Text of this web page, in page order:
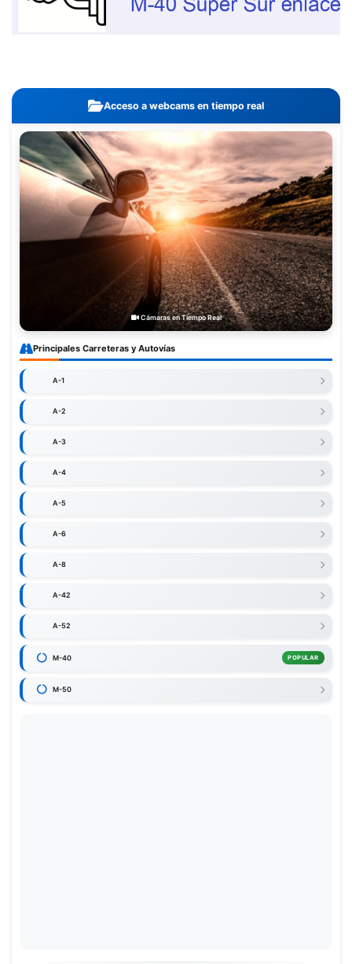
Acceso a webcams en tiempo real
Cámaras en Tiempo Real
Principales Carreteras y Autovías
A-1
A-2
A-3
A-4
A-5
A-6
A-8
A-42
A-52
M-40 POPULAR
M-50